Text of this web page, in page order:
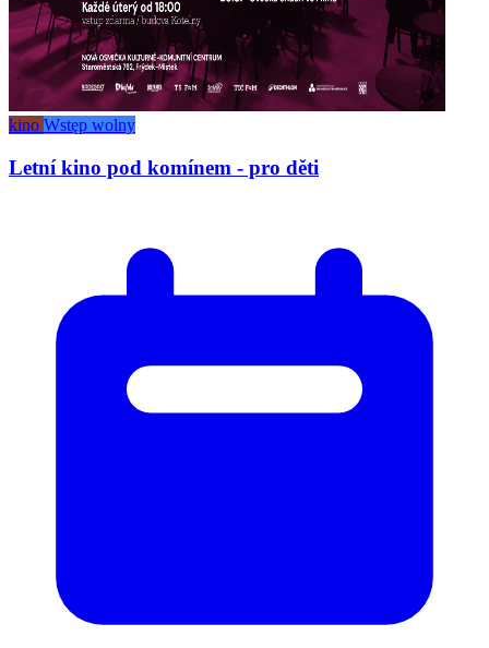
kino Wstęp wolny
Letní kino pod komínem - pro děti